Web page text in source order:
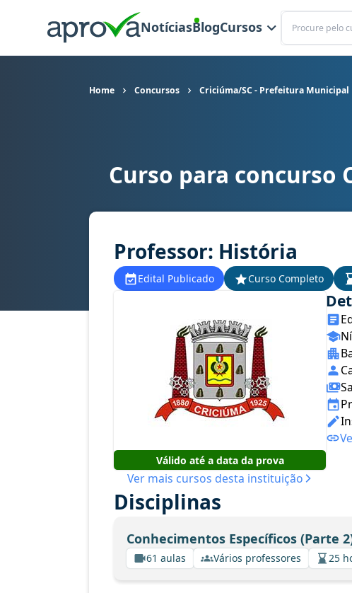
NotíciasBlogCursos
Buscar
Home Concursos Criciúma/SC - Prefeitura Municipal
Curso para concurso Criciúma/SC - Prefeitura
Curso para concurso
Professor: História
Edital Publicado Curso Completo
Válido até a data da prova
Ver mais cursos desta instituição
Disciplinas
Conhecimentos Específicos (Parte
61 aulas Vários professores 25